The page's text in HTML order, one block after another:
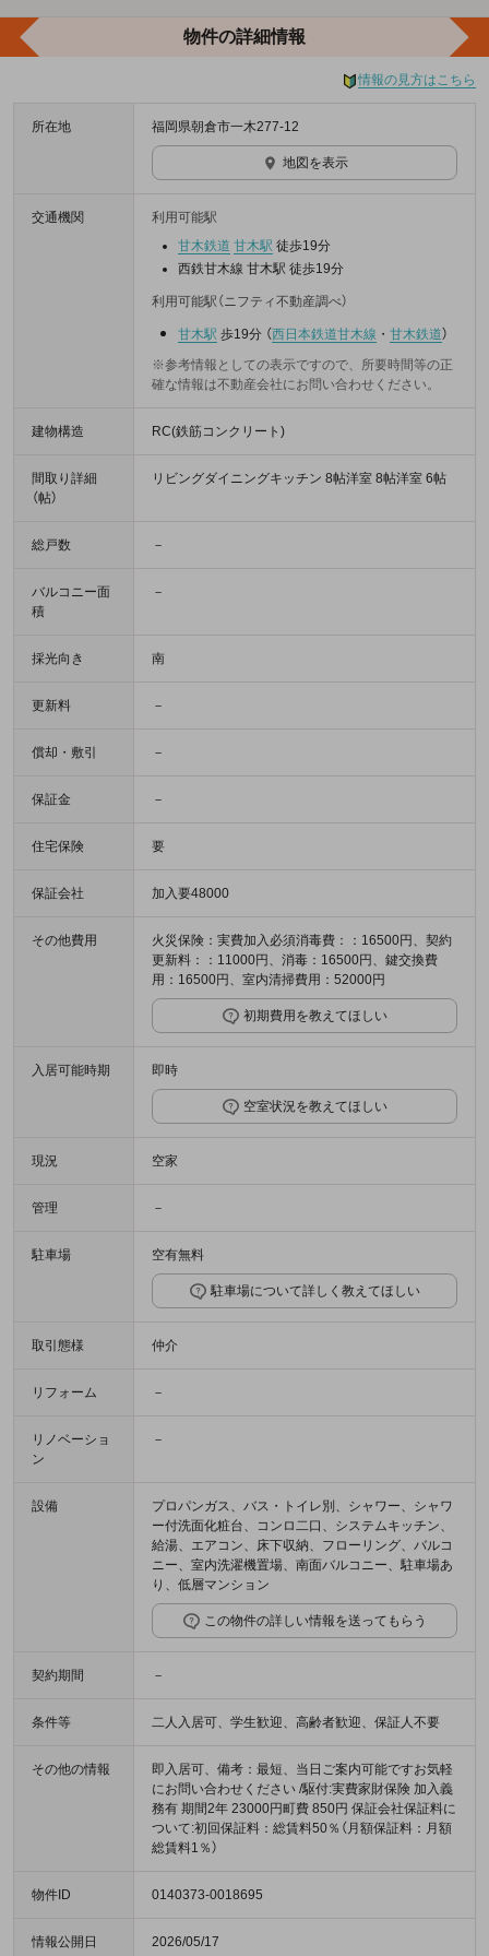
物件の詳細情報
情報の見方はこちら
所在地 福岡県朝倉市一木277-12
地図を表示
交通機関
利用可能駅
甘木鉄道 甘木駅 徒歩19分
西鉄甘木線 甘木駅 徒歩19分
利用可能駅（ニフティ不動産調べ）
甘木駅 歩19分 （西日本鉄道甘木線 ・ 甘木鉄道）
※参考情報としての表示ですので、所要時間等の正
確な情報は不動産会社にお問い合わせください。
建物構造 RC(鉄筋コンクリート)
間取り詳細
（帖）
リビングダイニングキッチン 8帖洋室 8帖洋室 6帖
総戸数 －
バルコニー面
積
－
採光向き 南
更新料 －
償却・敷引 －
保証金 －
住宅保険 要
保証会社 加入要48000
その他費用
火災保険：実費加入必須消毒費：：16500円、契約
更新料：：11000円、消毒：16500円、鍵交換費
用：16500円、室内清掃費用：52000円
初期費用を教えてほしい
入居可能時期 即時
空室状況を教えてほしい
現況 空家
管理 －
駐車場 空有無料
駐車場について詳しく教えてほしい
取引態様 仲介
リフォーム －
リノベーショ
ン
－
設備
プロパンガス、バス・トイレ別、シャワー、シャワ
ー付洗面化粧台、コンロ二口、システムキッチン、
給湯、エアコン、床下収納、フローリング、バルコ
ニー、室内洗濯機置場、南面バルコニー、駐車場あ
り、低層マンション
この物件の詳しい情報を送ってもらう
契約期間 －
条件等 二人入居可、学生歓迎、高齢者歓迎、保証人不要
その他の情報
即入居可、備考：最短、当日ご案内可能ですお気軽
にお問い合わせください /駆付:実費家財保険 加入義
務有 期間2年 23000円町費 850円 保証会社保証料に
ついて:初回保証料：総賃料50％（月額保証料：月額
総賃料1％）
物件ID 0140373-0018695
情報公開日 2026/05/17